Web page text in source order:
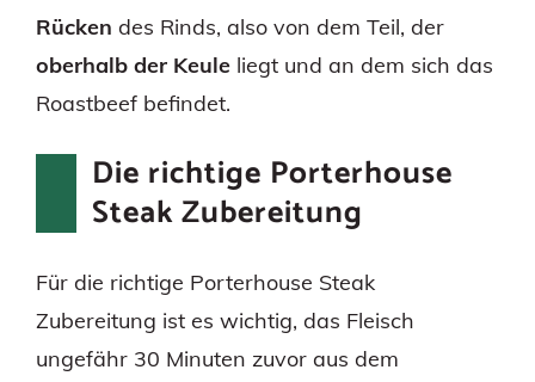
Rücken des Rinds, also von dem Teil, der
oberhalb der Keule liegt und an dem sich das
Roastbeef befindet.
Die richtige Porterhouse
Steak Zubereitung
Für die richtige Porterhouse Steak
Zubereitung ist es wichtig, das Fleisch
ungefähr 30 Minuten zuvor aus dem